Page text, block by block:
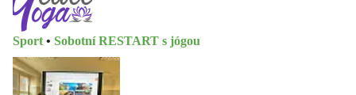
Sport • Sobotní RESTART s jógou